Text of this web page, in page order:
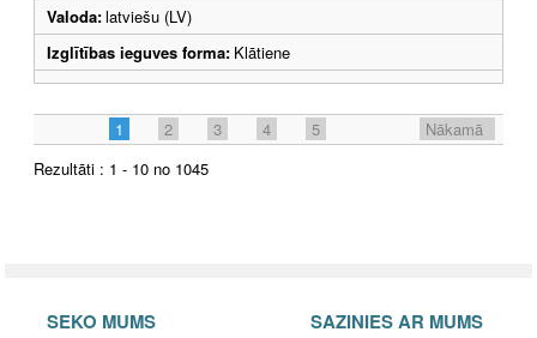
Valoda:latviešu (LV)
Izglītības ieguves forma: Klātiene
1 2 3 4 5
Nākamā
Rezultāti : 1 - 10 no 1045
SEKO MUMS SAZINIES AR MUMS